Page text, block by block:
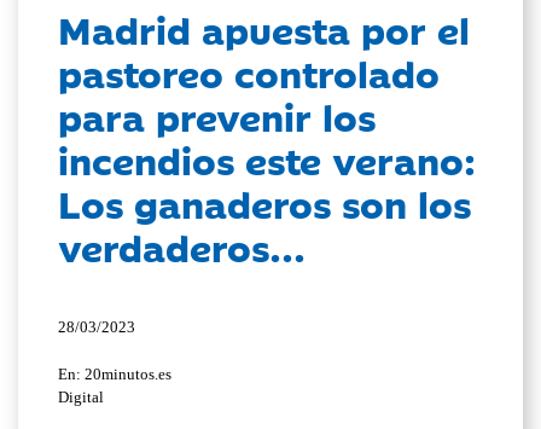
Madrid apuesta por el
pastoreo controlado
para prevenir los
incendios este verano:
Los ganaderos son los
verdaderos...
28/03/2023
En: 20minutos.es
Digital